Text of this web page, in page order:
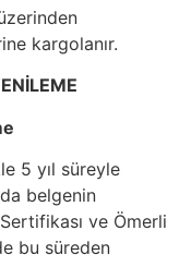
kargolanır.
5 yıl süreyle
belgenin
ve Ömerli
bu süreden